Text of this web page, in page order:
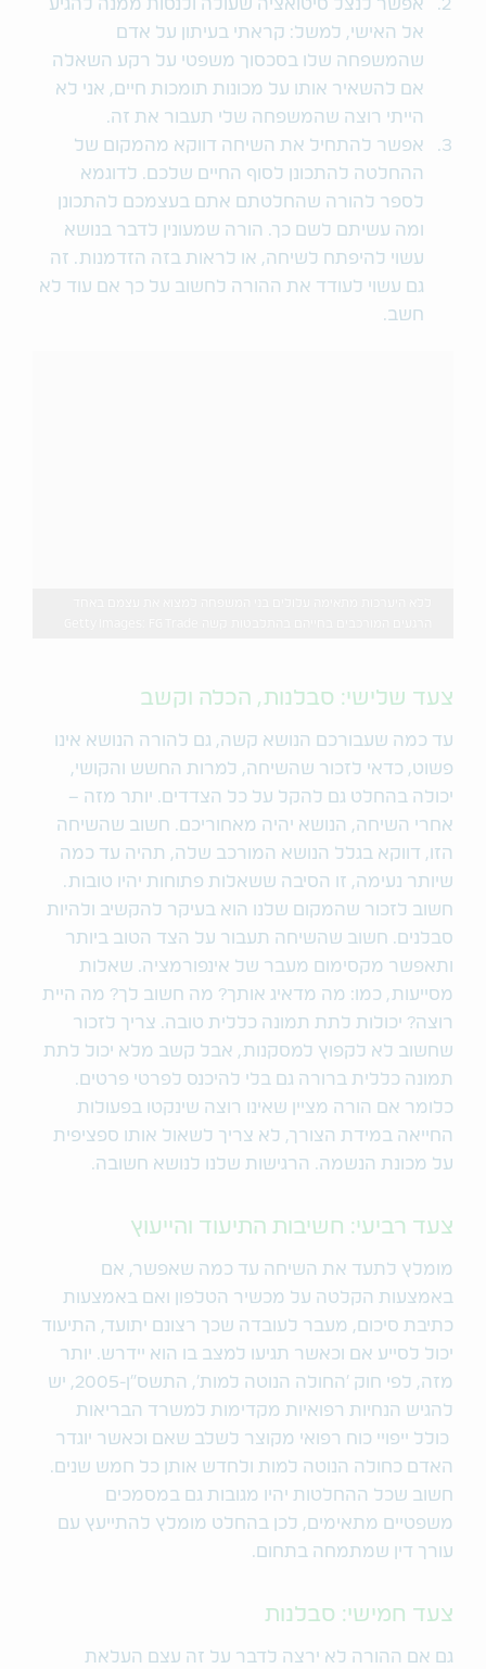
אפשר לנצל סיטואציה שעולה ולנסות ממנה להגיע
אל האישי, למשל: קראתי בעיתון על אדם
שהמשפחה שלו בסכסוך משפטי על רקע השאלה
אם להשאיר אותו על מכונות תומכות חיים, אני לא
הייתי רוצה שהמשפחה שלי תעבור את זה.
אפשר להתחיל את השיחה דווקא מהמקום של
ההחלטה להתכונן לסוף החיים שלכם. לדוגמא
לספר להורה שהחלטתם אתם בעצמכם להתכונן
ומה עשיתם לשם כך. הורה שמעונין לדבר בנושא
עשוי להיפתח לשיחה, או לראות בזה הזדמנות. זה
גם עשוי לעודד את ההורה לחשוב על כך אם עוד לא
חשב.
צעד שלישי: סבלנות, הכלה וקשב
עד כמה שעבורכם הנושא קשה, גם להורה הנושא אינו
פשוט, כדאי לזכור שהשיחה, למרות החשש והקושי,
יכולה בהחלט גם להקל על כל הצדדים. יותר מזה –
אחרי השיחה, הנושא יהיה מאחוריכם. חשוב שהשיחה
הזו, דווקא בגלל הנושא המורכב שלה, תהיה עד כמה
שיותר נעימה, זו הסיבה ששאלות פתוחות יהיו טובות.
חשוב לזכור שהמקום שלנו הוא בעיקר להקשיב ולהיות
סבלנים. חשוב שהשיחה תעבור על הצד הטוב ביותר
ותאפשר מקסימום מעבר של אינפורמציה. שאלות
מסייעות, כמו: מה מדאיג אותך? מה חשוב לך? מה היית
רוצה? יכולות לתת תמונה כללית טובה. צריך לזכור
שחשוב לא לקפוץ למסקנות, אבל קשב מלא יכול לתת
תמונה כללית ברורה גם בלי להיכנס לפרטי פרטים.
כלומר אם הורה מציין שאינו רוצה שינקטו בפעולות
החייאה במידת הצורך, לא צריך לשאול אותו ספציפית
על מכונת הנשמה. הרגישות שלנו לנושא חשובה.
צעד רביעי: חשיבות התיעוד והייעוץ
מומלץ לתעד את השיחה עד כמה שאפשר, אם
באמצעות הקלטה על מכשיר הטלפון ואם באמצעות
כתיבת סיכום, מעבר לעובדה שכך רצונם יתועד, התיעוד
יכול לסייע אם וכאשר תגיעו למצב בו הוא יידרש. יותר
מזה, לפי חוק 'החולה הנוטה למות', התשס"ן-2005, יש
להגיש הנחיות רפואיות מקדימות למשרד הבריאות
כולל ייפויי כוח רפואי מקוצר לשלב שאם וכאשר יוגדר
האדם כחולה הנוטה למות ולחדש אותן כל חמש שנים.
חשוב שכל ההחלטות יהיו מגובות גם במסמכים
משפטיים מתאימים, לכן בהחלט מומלץ להתייעץ עם
עורך דין שמתמחה בתחום.
צעד חמישי: סבלנות
גם אם ההורה לא ירצה לדבר על זה עצם העלאת